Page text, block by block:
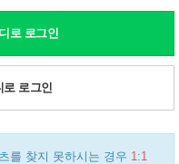
로 로그인
로 로그인
를 찾지 못하시는 경우 1:1